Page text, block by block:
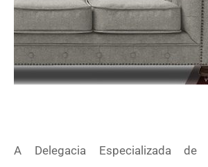
A Delegacia Especializada de